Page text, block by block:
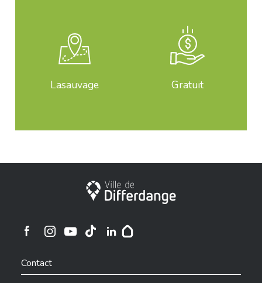
Lasauvage Gratuit
Ville de Differdange
Ville de Differdange sur Instagram
Contact